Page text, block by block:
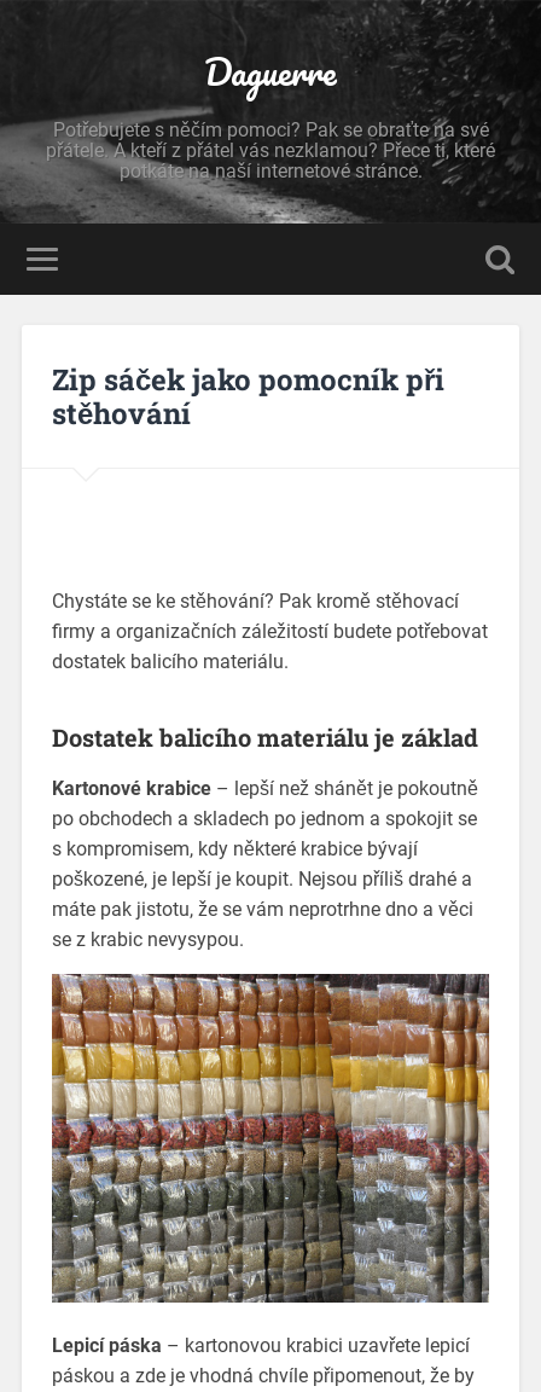
Daguerre
Potřebujete s něčím pomoci? Pak se obraťte na své
přátele. A kteří z přátel vás nezklamou? Přece ti, které
potkáte na naší internetové stránce.
Zip sáček jako pomocník při
stěhování
Chystáte se ke stěhování? Pak kromě stěhovací
firmy a organizačních záležitostí budete potřebovat
dostatek balicího materiálu.
Dostatek balicího materiálu je základ
Kartonové krabice– lepší než shánět je pokoutně
po obchodech a skladech po jednom a spokojit se
s kompromisem, kdy některé krabice bývají
poškozené, je lepší je koupit. Nejsou příliš drahé a
máte pak jistotu, že se vám neprotrhne dno a věci
se z krabic nevysypou.
Lepicí páska – kartonovou krabici uzavřete lepicí
páskou a zde je vhodná chvíle připomenout, že by